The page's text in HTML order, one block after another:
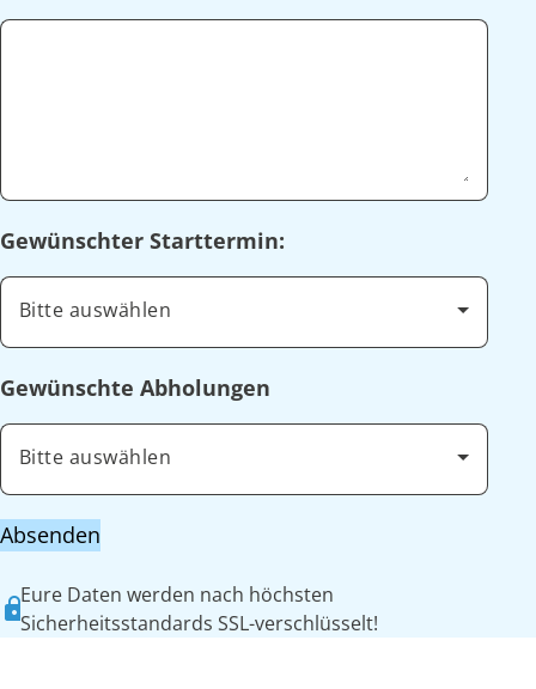
Gewünschter Starttermin:
Bitte auswählen
Gewünschte Abholungen
Bitte auswählen
Absenden
Eure Daten werden nach höchsten
Sicherheitsstandards SSL-verschlüsselt!